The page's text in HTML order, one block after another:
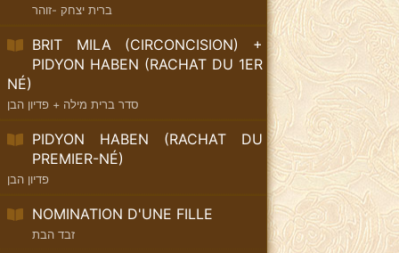
ברית יצחק -זוהר
BRIT MILA (CIRCONCISION) +
PIDYON HABEN (RACHAT DU 1ER
NÉ)
סדר ברית מילה + פדיון הבן
PIDYON HABEN (RACHAT DU
PREMIER-NÉ)
פדיון הבן
NOMINATION D'UNE FILLE
זבד הבת